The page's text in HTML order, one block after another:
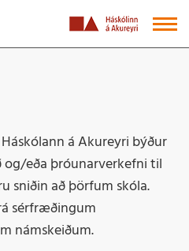
á Akureyri býður
eða þróunarverkefni til
sniðin að þörfum skóla.
sérfræðingum
námskeiðum.